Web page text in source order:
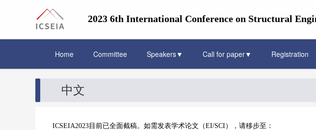
2023 6th International Conference on Structural
Home Committee Speakers▼ Call for paper▼ Registration
中文
ICSEIA2023目前已全面截稿。如需发表学术论文（EI/SCI），请移步至：